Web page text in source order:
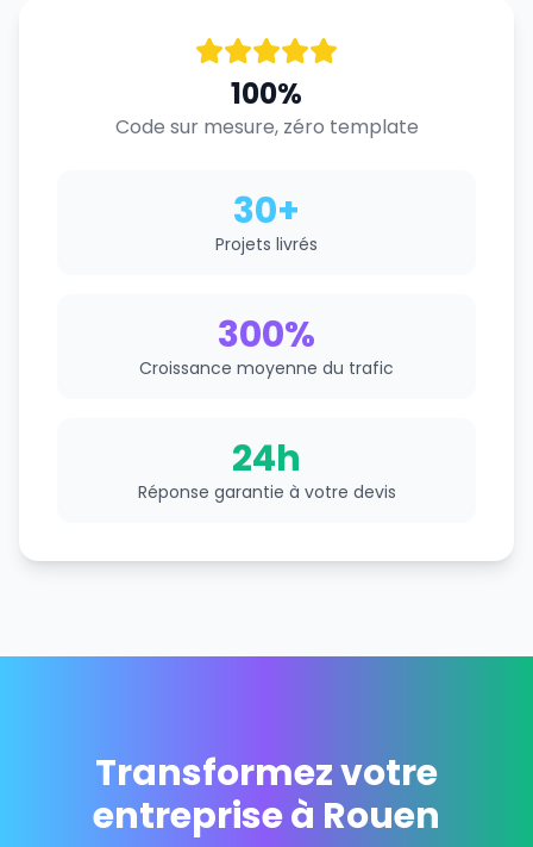
100%
Code sur mesure, zéro template
30+
Projets livrés
300%
Croissance moyenne du trafic
24h
Réponse garantie à votre devis
Transformez votre
entreprise à Rouen